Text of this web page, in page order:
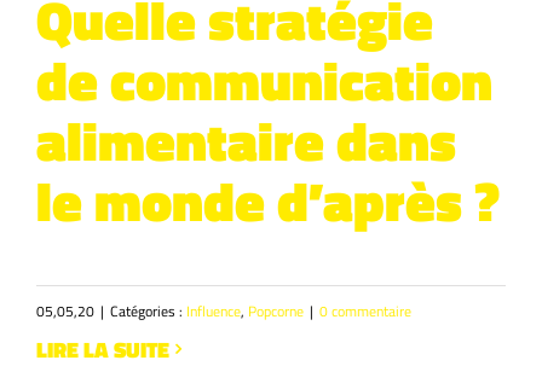
Quelle stratégie
de communication
alimentaire dans
le monde d’après ?
05,05,20 | Catégories : Influence, Popcorne | 0 commentaire
LIRE LA SUITE